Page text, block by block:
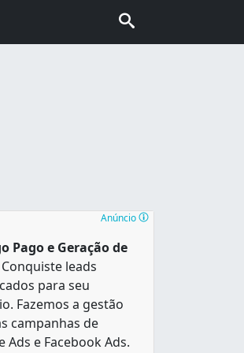
km². Sua Região
Anúncio
Pago e Geração de
Conquiste leads
para seu
Fazemos a gestão
campanhas de
Ads e Facebook Ads.